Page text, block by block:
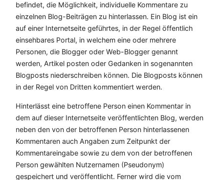
befindet, die Möglichkeit, individuelle Kommentare zu
einzelnen Blog-Beiträgen zu hinterlassen. Ein Blog ist ein
auf einer Internetseite geführtes, in der Regel öffentlich
einsehbares Portal, in welchem eine oder mehrere
Personen, die Blogger oder Web-Blogger genannt
werden, Artikel posten oder Gedanken in sogenannten
Blogposts niederschreiben können. Die Blogposts können
in der Regel von Dritten kommentiert werden.
Hinterlässt eine betroffene Person einen Kommentar in
dem auf dieser Internetseite veröffentlichten Blog, werden
neben den von der betroffenen Person hinterlassenen
Kommentaren auch Angaben zum Zeitpunkt der
Kommentareingabe sowie zu dem von der betroffenen
Person gewählten Nutzernamen (Pseudonym)
gespeichert und veröffentlicht. Ferner wird die vom